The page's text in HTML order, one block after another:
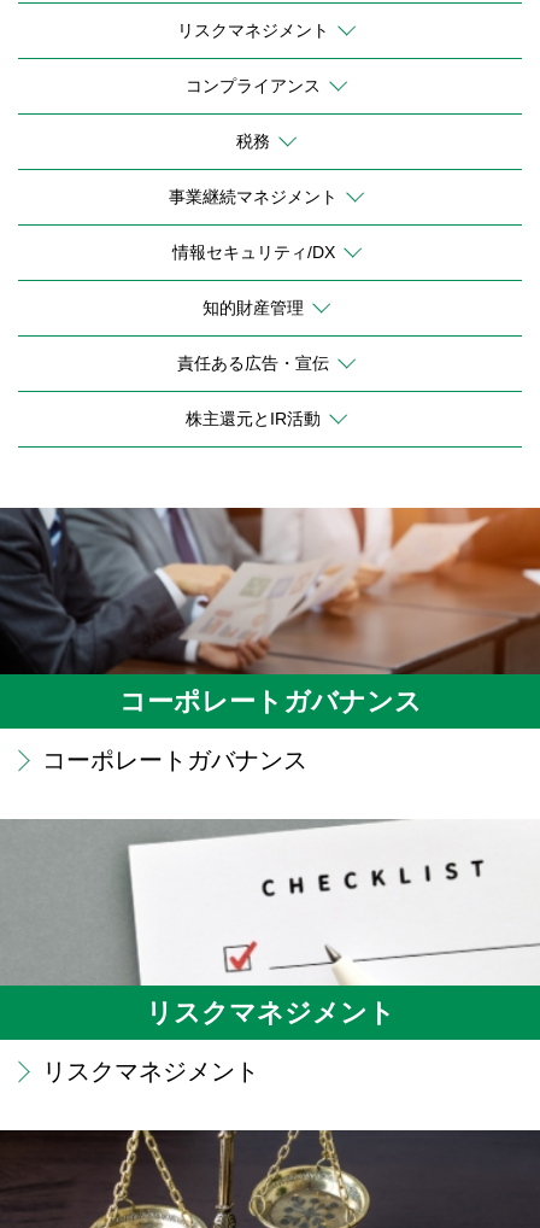
リスクマネジメント
コンプライアンス
税務
事業継続マネジメント
情報セキュリティ/DX
知的財産管理
責任ある広告・宣伝
株主還元とIR活動
コーポレートガバナンス
コーポレートガバナンス
リスクマネジメント
リスクマネジメント